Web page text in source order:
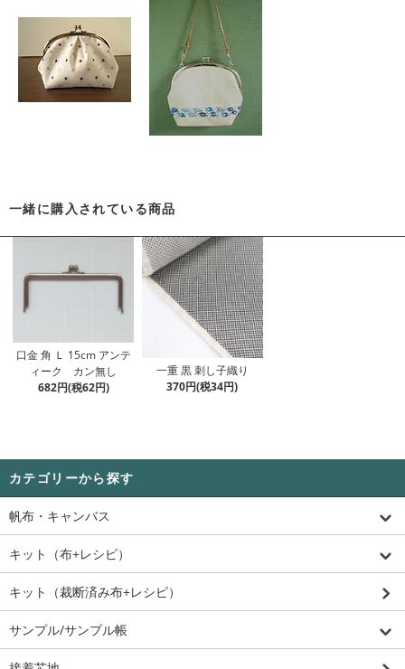
一緒に購入されている商品
口金 角 Ｌ 15cm アンテ
ィーク カン無し
682円(税62円)
一重 黒 刺し子織り
370円(税34円)
カテゴリーから探す
帆布・キャンバス
キット（布+レシピ）
キット（裁断済み布+レシピ）
サンプル/サンプル帳